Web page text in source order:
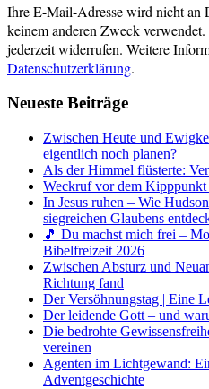
Ihre E-Mail-Adresse wird nicht an
keinem anderen Zweck
jederzeit widerrufen. Weitere
Datenschutzerklärung.
Neueste Beiträge
Zwischen Heute und
eigentlich noch planen?
Als der Himmel flüsterte:
Weckruf vor dem Kipppunkt
In Jesus ruhen – Wie
siegreichen Glaubens
🎵 Du machst mich frei –
Bibelfreizeit 2026
Zwischen Absturz und
Richtung fand
Der Versöhnungstag | Eine
Der leidende Gott – und
Die bedrohte
vereinen
Agenten im Lichtgewand:
Adventgeschichte